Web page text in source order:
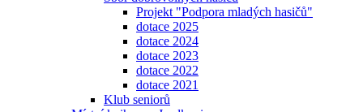
Projekt "Podpora mladých hasičů"
dotace 2025
dotace 2024
dotace 2023
dotace 2022
dotace 2021
Klub seniorů